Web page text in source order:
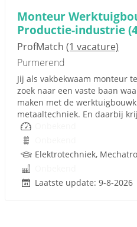
Monteur
Productie-industrie
ProfMatch (1 vacature)
Purmerend
Jij als vakbekwaam monteur
zoek naar een vaste baan
maken met de
metaaltechniek. En daarbij
Laatste update: 9-8-2026